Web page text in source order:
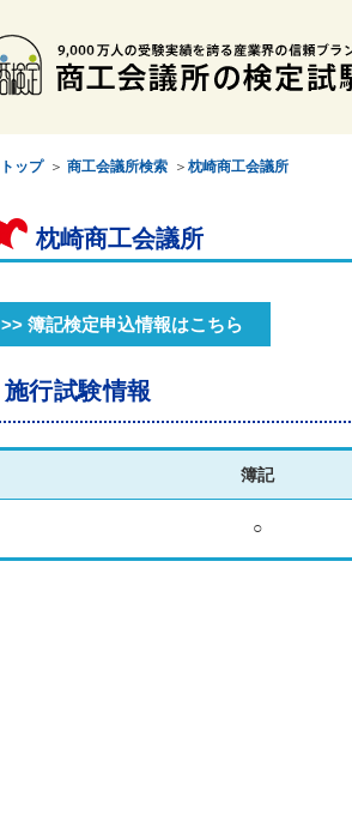
トップ ＞ 商工会議所検索 ＞ 枕崎商工会議所
枕崎商工会議所
>> 簿記検定申込情報はこちら
施行試験情報
簿記
○